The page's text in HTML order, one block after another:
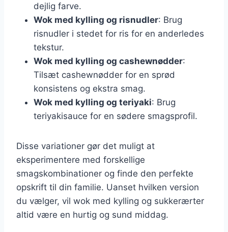
dejlig farve.
Wok med kylling og risnudler: Brug
risnudler i stedet for ris for en anderledes
tekstur.
Wok med kylling og cashewnødder:
Tilsæt cashewnødder for en sprød
konsistens og ekstra smag.
Wok med kylling og teriyaki: Brug
teriyakisauce for en sødere smagsprofil.
Disse variationer gør det muligt at
eksperimentere med forskellige
smagskombinationer og finde den perfekte
opskrift til din familie. Uanset hvilken version
du vælger, vil wok med kylling og sukkerærter
altid være en hurtig og sund middag.